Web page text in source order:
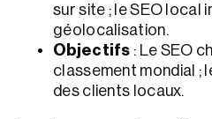
sur site ; le SEO local
géolocalisation.
Objectifs : Le SEO
classement mondial ;
des clients locaux.